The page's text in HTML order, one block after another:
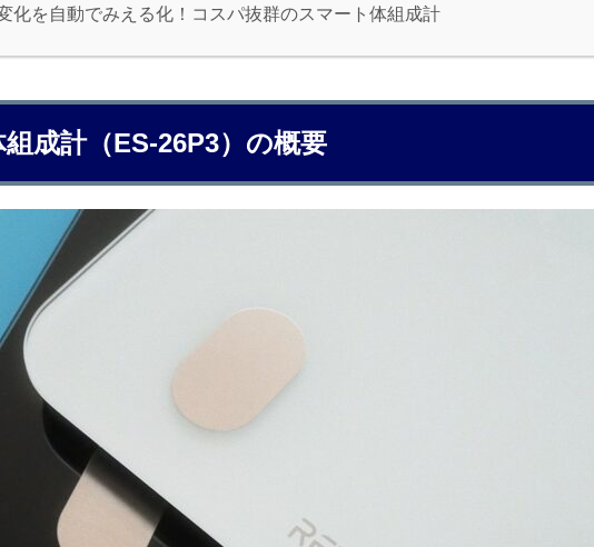
化を自動でみえる化！コスパ抜群のスマート体組成計
成計（ES-26P3）の概要